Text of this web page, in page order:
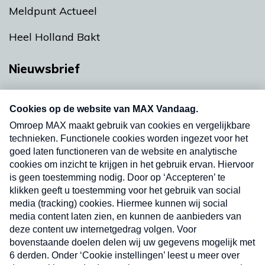
Meldpunt Actueel
Heel Holland Bakt
Nieuwsbrief
nieuwsbrief. Elke vrijdag- en dinsdagochtend in
uw mailbox.
Verzend